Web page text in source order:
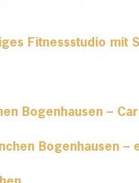
Fitnessstudio mit
Bogenhausen –
Bogenhausen –